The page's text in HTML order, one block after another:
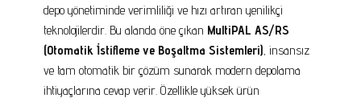
depo yönetiminde verimliliği ve hızı artıran yenilikçi
teknolojilerdir. Bu alanda öne çıkan MultiPAL AS/RS
(Otomatik İstifleme ve Boşaltma Sistemleri), insansız
ve tam otomatik bir çözüm sunarak modern depolama
ihtiyaçlarına cevap verir. Özellikle yüksek ürün